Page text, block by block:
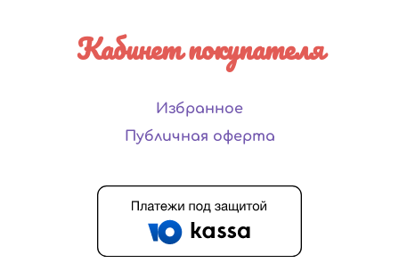
Кабинет покупателя
Избранное
Публичная оферта